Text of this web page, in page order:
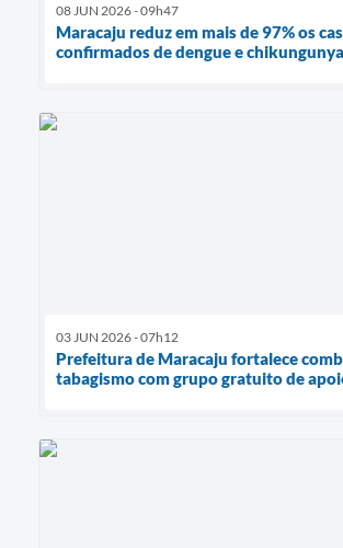
08 JUN 2026 - 09h47
Maracaju reduz em mais de 97% os
confirmados de dengue e
03 JUN 2026 - 07h12
Prefeitura de Maracaju fortalece
tabagismo com grupo gratuito de